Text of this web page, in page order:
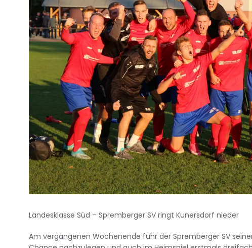
Landesklasse Süd – Spremberger SV ringt Kunersdorf nieder
Am vergangenen Wochenende fuhr der Spremberger SV